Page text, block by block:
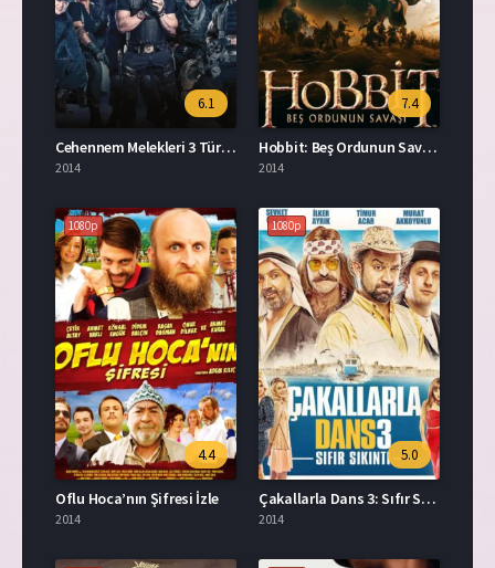
6.1
Cehennem Melekleri 3 Türkçe Dublaj İzle
2014
7.4
Hobbit: Beş Ordunun Savaşı Full Türkçe Dublaj İzle
2014
1080p
4.4
Oflu Hoca’nın Şifresi İzle
2014
1080p
5.0
Çakallarla Dans 3: Sıfır Sıkıntı İzle
2014